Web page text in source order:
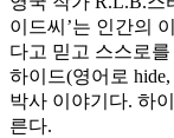
이드씨’는 인간의
다고 믿고 스스로
하이드(영어로
박사 이야기다. 하
른다.